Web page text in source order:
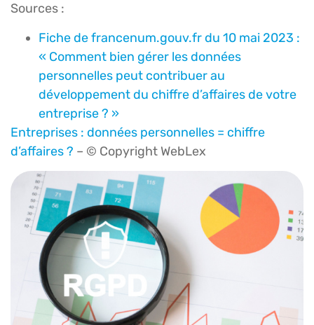
Sources :
Fiche de francenum.gouv.fr du 10 mai 2023 :
« Comment bien gérer les données
personnelles peut contribuer au
développement du chiffre d’affaires de votre
entreprise ? »
Entreprises : données personnelles = chiffre
d’affaires ? – © Copyright WebLex